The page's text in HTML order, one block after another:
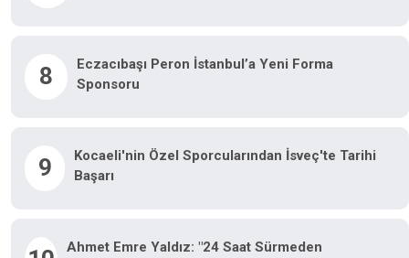
8
Eczacıbaşı Peron İstanbul’a Yeni Forma
Sponsoru
9
Kocaeli'nin Özel Sporcularından İsveç'te Tarihi
Başarı
Ahmet Emre Yaldız: "24 Saat Sürmeden